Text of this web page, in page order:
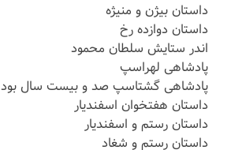
داستان بیژن و منیژه
داستان دوازده رخ
اندر ستایش سلطان محمود
پادشاهی لهراسپ
پادشاهی گشتاسپ صد و بیست سال بود
داستان هفتخوان اسفندیار
داستان رستم و اسفندیار
داستان رستم و شغاد